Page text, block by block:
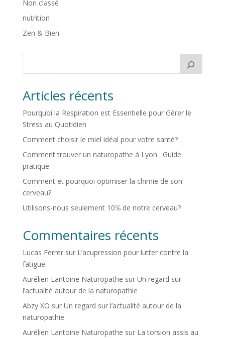
Non classé
nutrition
Zen & Bien
Articles récents
Pourquoi la Respiration est Essentielle pour Gérer le
Stress au Quotidien
Comment choisir le miel idéal pour votre santé?
Comment trouver un naturopathe à Lyon : Guide
pratique
Comment et pourquoi optimiser la chimie de son
cerveau?
Utilisons-nous seulement 10℅ de notre cerveau?
Commentaires récents
Lucas Ferrersur L’acupression pour lutter contre la
fatigue
Aurélien Lantoine Naturopathe sur Un regard sur
l’actualité autour de la naturopathie
Abzy XO sur Un regard sur l’actualité autour de la
naturopathie
Aurélien Lantoine Naturopathe sur La torsion assis au